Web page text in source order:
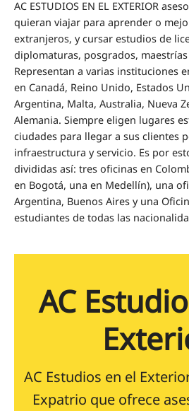
AC ESTUDIOS EN EL EXTERIOR
quieran viajar para aprender o
extranjeros, y cursar estudios de
diplomaturas, posgrados,
Representan a varias instituciones
en Canadá, Reino Unido, Estados
Argentina, Malta, Australia, Nueva
Alemania. Siempre eligen lugares
ciudades para llegar a sus clientes
infraestructura y servicio. Es por
divididas así: tres oficinas en
en Bogotá, una en Medellín), una
Argentina, Buenos Aires y una
estudiantes de todas las
AC
AC Estudios en el
Expatrio que ofrece